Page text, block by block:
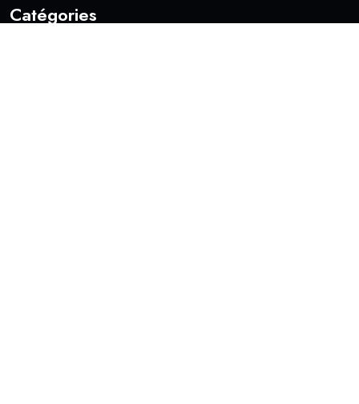
Catégories